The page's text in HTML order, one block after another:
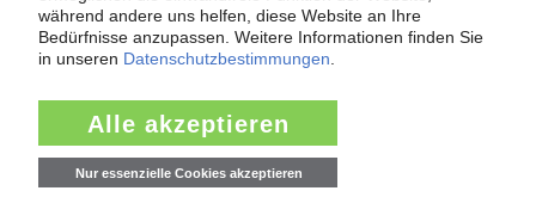
3D-DRUCK
Deutsche Unternehmen führend bei
generativer Fertigung / Informationsmangel
und hohe Kosten bremsen / Bis 2020 weltweites
Wachstum von 25 Prozent pro Jahr /